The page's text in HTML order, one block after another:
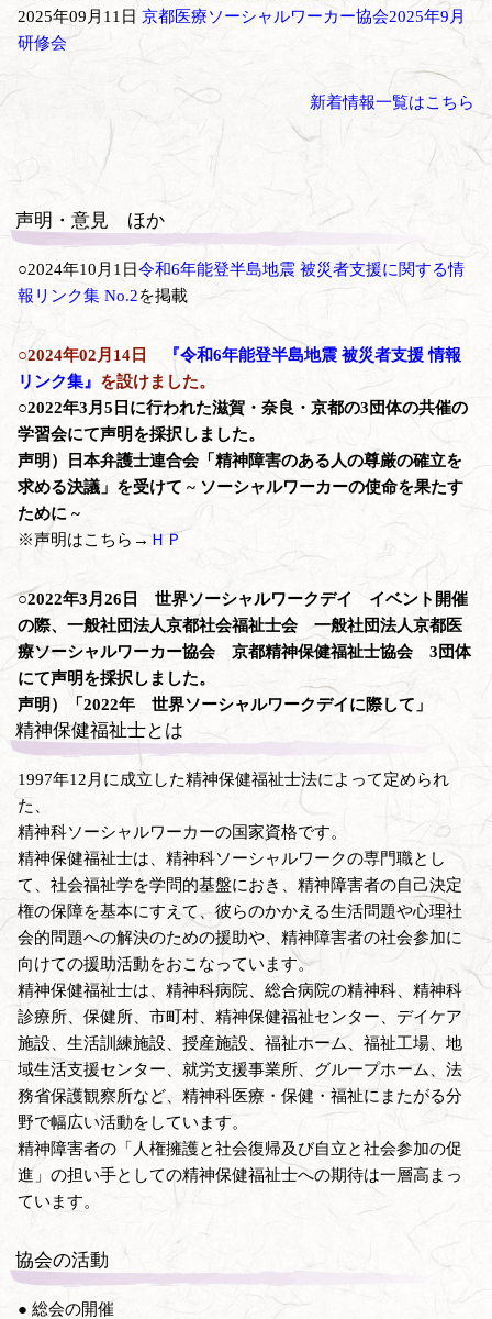
2025年09月11日 京都医療ソーシャルワーカー協会2025年9月
研修会
新着情報一覧はこちら
声明・意見 ほか
○2024年10月1日令和6年能登半島地震 被災者支援に関する情
報リンク集 No.2を掲載
○2024年02月14日
『令和6年能登半島地震 被災者支援 情報
リンク集』 を設けました。
○2022年3月5日に行われた滋賀・奈良・京都の3団体の共催の
学習会にて声明を採択しました。
声明）日本弁護士連合会「精神障害のある人の尊厳の確立を
求める決議」を受けて ~ ソーシャルワーカーの使命を果たす
ために ~
※声明はこちら→ ＨＰ
○2022年3月26日 世界ソーシャルワークデイ イベント開催
の際、一般社団法人京都社会福祉士会 一般社団法人京都医
療ソーシャルワーカー協会 京都精神保健福祉士協会 3団体
にて声明を採択しました。
声明）「2022年 世界ソーシャルワークデイに際して」
精神保健福祉士とは
1997年12月に成立した精神保健福祉士法によって定められ
た、
精神科ソーシャルワーカーの国家資格です。
精神保健福祉士は、精神科ソーシャルワークの専門職とし
て、社会福祉学を学問的基盤におき、精神障害者の自己決定
権の保障を基本にすえて、彼らのかかえる生活問題や心理社
会的問題への解決のための援助や、精神障害者の社会参加に
向けての援助活動をおこなっています。
精神保健福祉士は、精神科病院、総合病院の精神科、精神科
診療所、保健所、市町村、精神保健福祉センター、デイケア
施設、生活訓練施設、授産施設、福祉ホーム、福祉工場、地
域生活支援センター、就労支援事業所、グループホーム、法
務省保護観察所など、精神科医療・保健・福祉にまたがる分
野で幅広い活動をしています。
精神障害者の「人権擁護と社会復帰及び自立と社会参加の促
進」の担い手としての精神保健福祉士への期待は一層高まっ
ています。
協会の活動
● 総会の開催